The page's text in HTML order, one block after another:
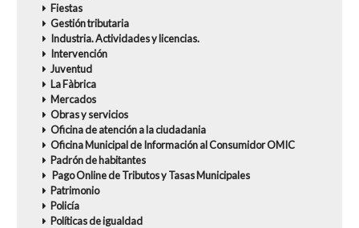
Fiestas
Gestión tributaria
Industria. Actividades y licencias.
Intervención
Juventud
La Fàbrica
Mercados
Obras y servicios
Oficina de atención a la ciudadania
Oficina Municipal de Información al Consumidor OMIC
Padrón de habitantes
Pago Online de Tributos y Tasas Municipales
Patrimonio
Policía
Políticas de igualdad